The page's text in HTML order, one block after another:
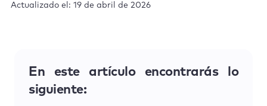
Actualizado el: 19 de abril de 2026
En este artículo encontrarás lo
siguiente: